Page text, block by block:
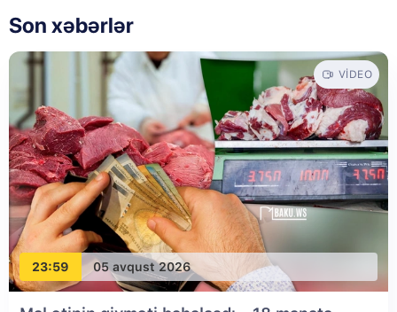
Son xəbərlər
23:59 05 avqust 2026
VIDEO